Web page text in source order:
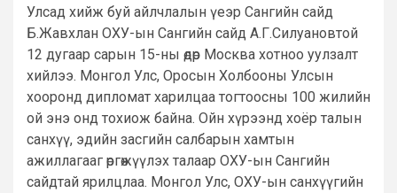
Улсад хийж буй айлчлалын үеэр Сангийн сайд
Б.Жавхлан ОХУ-ын Сангийн сайд А.Г.Силуановтой
12 дугаар сарын 15-ны өдөр Москва хотноо уулзалт
хийлээ. Монгол Улс, Оросын Холбооны Улсын
хооронд дипломат харилцаа тогтоосны 100 жилийн
ой энэ онд тохиож байна. Ойн хүрээнд хоёр талын
санхүү, эдийн засгийн салбарын хамтын
ажиллагааг өргөжүүлэх талаар ОХУ-ын Сангийн
сайдтай ярилцлаа. Монгол Улс, ОХУ-ын санхүүгийн